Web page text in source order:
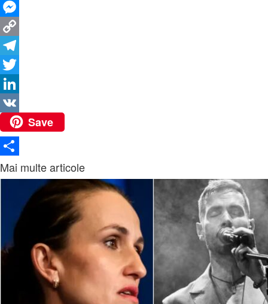
WhatsApp
Messenger
Copy
Link
Telegram
Twitter
LinkedIn
VK
Save
Partajează
Mai multe articole